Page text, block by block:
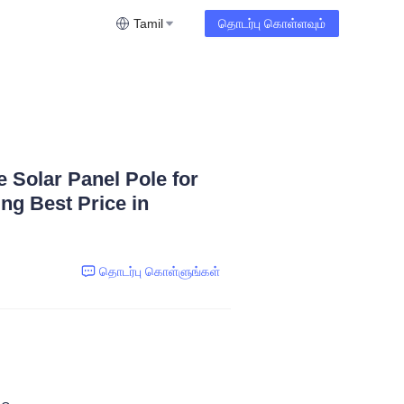
Tamil தொடர்பு கொள்ளவும்
Solar Panel Pole for
Best Price in
தொடர்பு கொள்ளுங்கள்